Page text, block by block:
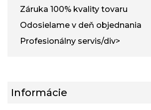
Záruka 100% kvality tovaru
Odosielame v deň objednania
Profesionálny servis/div>
Informácie